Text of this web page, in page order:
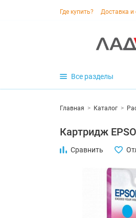
Где купить? Доставка и
Все разделы
Главная > Каталог >
Картридж
Сравнить